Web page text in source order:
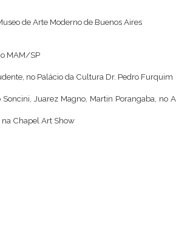
de Arte Moderno de Buenos Aires
MAM/SP
no Palácio da Cultura Dr. Pedro Furquim
Juarez Magno, Martin Porangaba, no
na Chapel Art Show